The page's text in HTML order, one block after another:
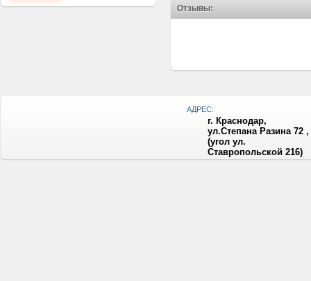
Отзывы:
АДРЕС:
г. Краснодар,
ул.Степана Разина 72 ,
(угол ул.
Ставропольской 216)